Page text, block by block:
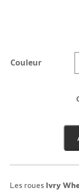
Couleur
Les roues Ivry